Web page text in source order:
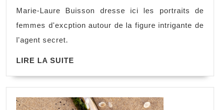
Marie-Laure Buisson dresse ici les portraits de
femmes d'excption autour de la figure intrigante de
l'agent secret.
LIRE LA SUITE